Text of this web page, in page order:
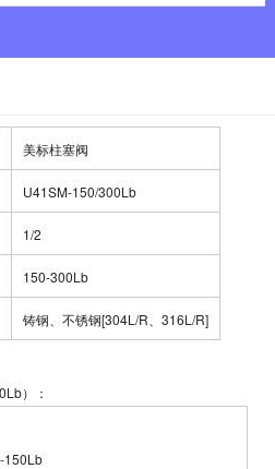
美标柱塞阀
U41SM-150/300Lb
1/2
150-300Lb
铸钢、不锈钢[304L/R、316L/R]
）：
150Lb